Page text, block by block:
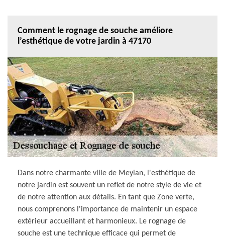
Comment le rognage de souche améliore
l’esthétique de votre jardin à 47170
Dans notre charmante ville de Meylan, l'esthétique de
notre jardin est souvent un reflet de notre style de vie et
de notre attention aux détails. En tant que Zone verte,
nous comprenons l'importance de maintenir un espace
extérieur accueillant et harmonieux. Le rognage de
souche est une technique efficace qui permet de